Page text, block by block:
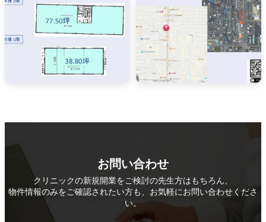
お問い合わせ
クリニックの新規開業をご検討の先生方はもちろん、
物件情報のみをご確認されたい方も、お気軽にお問い合わせくださ
い。